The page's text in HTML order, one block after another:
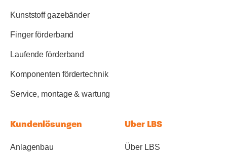
Kunststoff gazebänder
Finger förderband
Laufende förderband
Komponenten fördertechnik
Service, montage & wartung
Kundenlösungen
Anlagenbau
Uber LBS
Über LBS